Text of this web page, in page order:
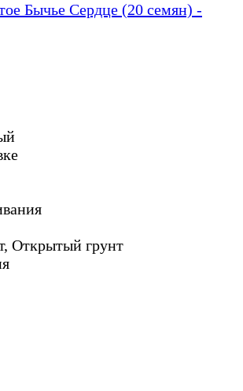
Бычье Сердце (20 семян) -
Открытый грунт